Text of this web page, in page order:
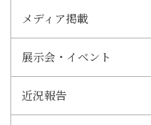
メディア掲載
展示会・イベント
近況報告